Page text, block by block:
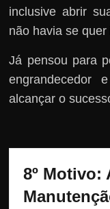
inclusive abrir
não havia se
Já pensou para
engrandecedor
alcançar o
8º Motivo: